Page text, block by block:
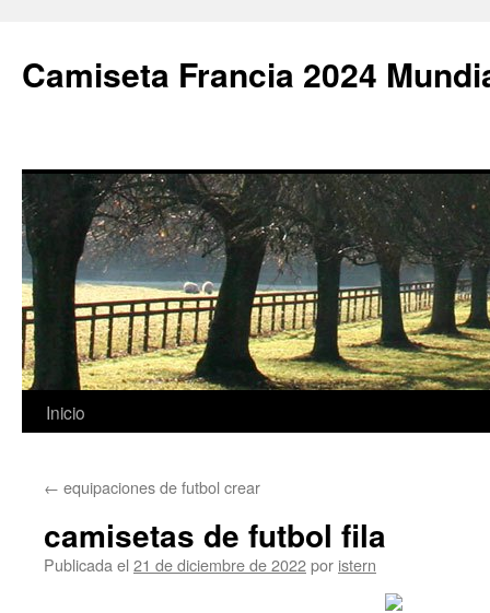
Camiseta Francia 2024
Saltar
contenido
Inicio
← equipaciones de futbol crear
camisetas de futbol fila
Publicada el 21 de diciembre de 2022por istern